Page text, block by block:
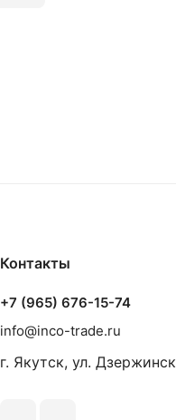
Контакты
+7 (965) 676-15-74
info@inco-trade.ru
г. Якутск, ул.